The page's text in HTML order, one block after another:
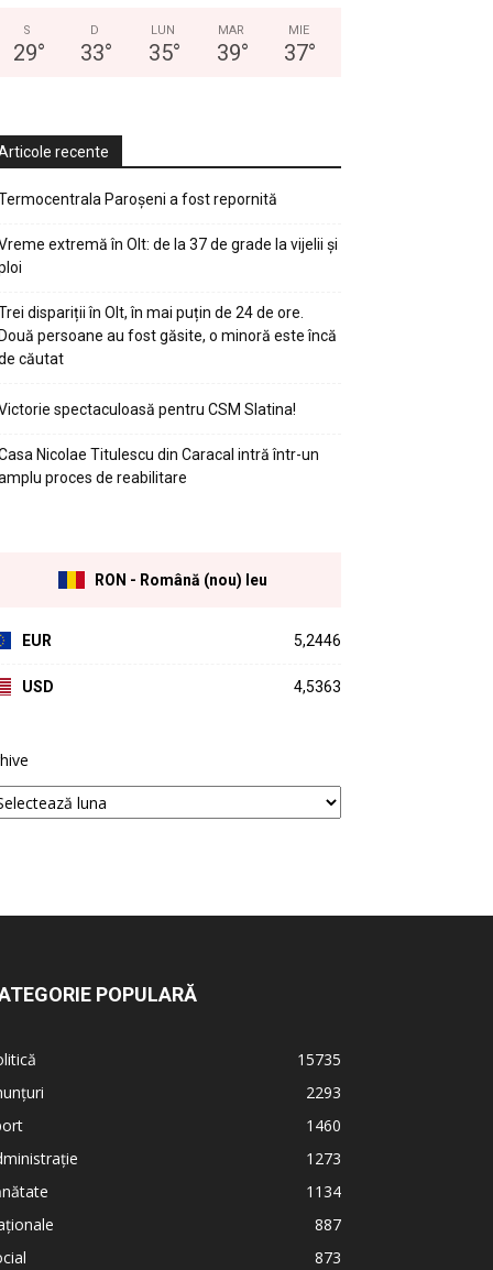
S
29°
D
33°
LUN
35°
MAR
39°
MIE
37°
recente
Paroșeni a fost repornită
extremă în Olt: de la 37 de grade la vijelii și
dispariții în Olt, în mai puțin de 24 de ore.
persoane au fost găsite, o minoră este încă
căutat
spectaculoasă pentru CSM Slatina!
Nicolae Titulescu din Caracal intră într-un
proces de reabilitare
RON - Română (nou) leu
EUR 5,2446
USD 4,5363
POPULARĂ
15735
2293
1460
1273
1134
887
873